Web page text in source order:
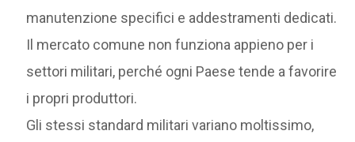
manutenzione specifici e addestramenti dedicati.
Il mercato comune non funziona appieno per i
settori militari, perché ogni Paese tende a favorire
i propri produttori.
Gli stessi standard militari variano moltissimo,